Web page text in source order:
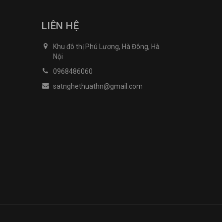
LIÊN HỆ
Khu đô thị Phú Lương, Hà Đông, Hà
Nội
0968486060
satnghethuathn@gmail.com